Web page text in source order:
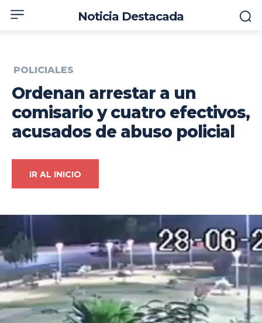
Noticia Destacada
POLICIALES
Ordenan arrestar a un
comisario y cuatro efectivos,
acusados de abuso policial
IR AL INICIO